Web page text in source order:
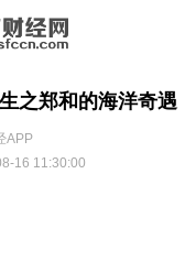
之郑和的海洋奇遇
APP
16 11:30:00